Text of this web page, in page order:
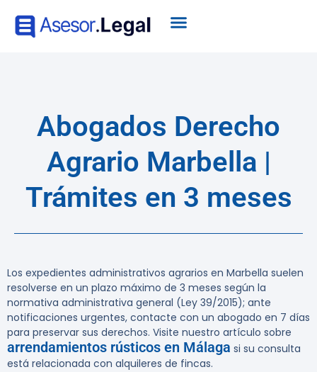
Abogados Derecho
Agrario Marbella |
Trámites en 3 meses
Los expedientes administrativos agrarios en Marbella suelen
resolverse en un plazo máximo de 3 meses según la
normativa administrativa general (Ley 39/2015); ante
notificaciones urgentes, contacte con un abogado en 7 días
para preservar sus derechos. Visite nuestro artículo sobre
arrendamientos rústicos en Málaga si su consulta
está relacionada con alquileres de fincas.